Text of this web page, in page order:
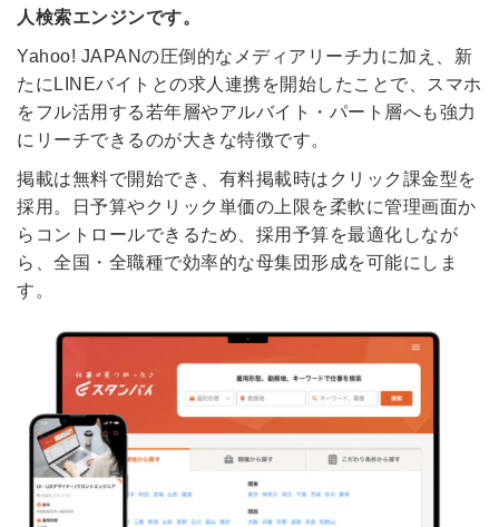
人検索エンジンです。
Yahoo! JAPANの圧倒的なメディアリーチ力に加え、新
たにLINEバイトとの求人連携を開始したことで、スマホ
をフル活用する若年層やアルバイト・パート層へも強力
にリーチできるのが大きな特徴です。
掲載は無料で開始でき、有料掲載時はクリック課金型を
採用。日予算やクリック単価の上限を柔軟に管理画面か
らコントロールできるため、採用予算を最適化しなが
ら、全国・全職種で効率的な母集団形成を可能にしま
す。